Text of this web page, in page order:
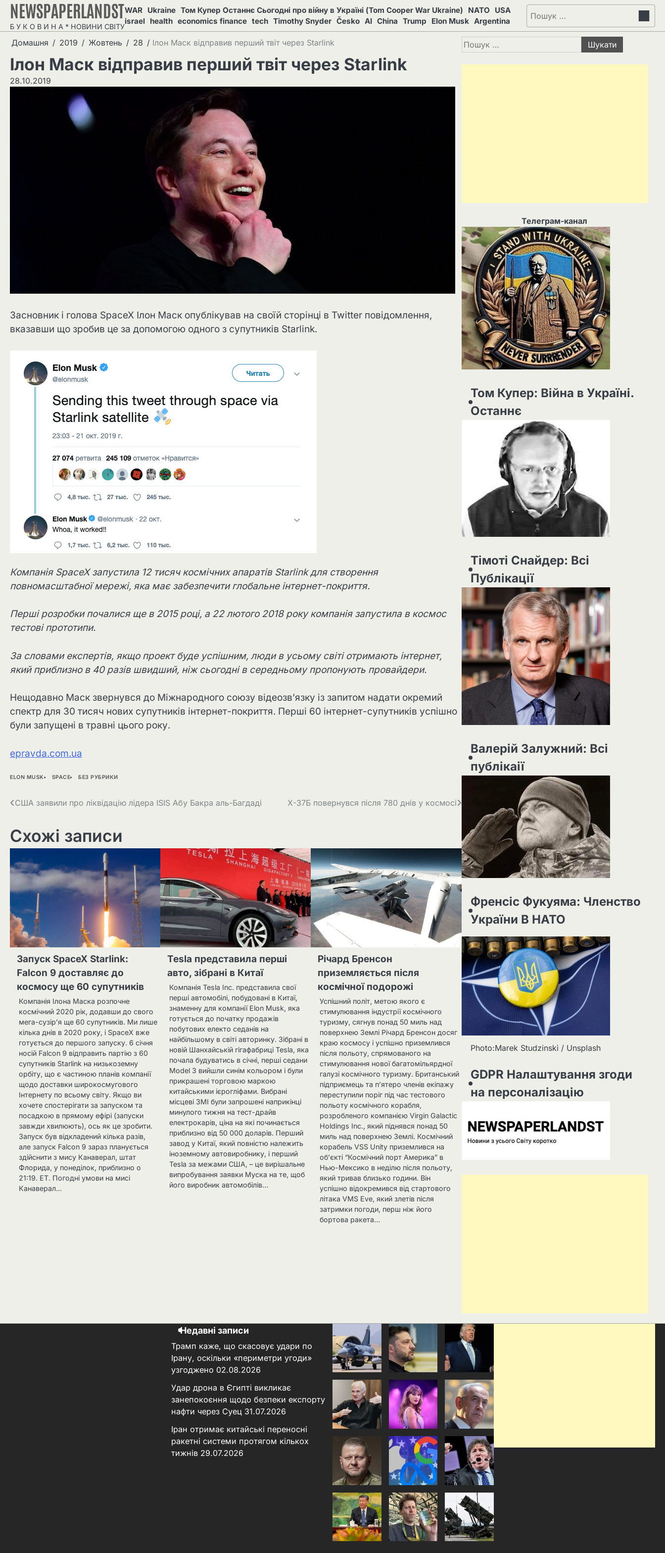
Перейти
вмісту
NEWSPAPERLANDST
Б У К О В И Н А * НОВИНИ СВІТУ
WAR Ukraine Том Купер Останнє Сьогодні про війну в Україні (Tom Cooper War Ukraine) NATO
USA
israel health economics finance tech Timothy Snyder Česko AI China Trump Elon Musk Argentina
Пошук:
Домашня 2019 Жовтень 28 Ілон Маск відправив перший твіт через Starlink
Ілон Маск відправив перший твіт через Starlink
28.10.2019
Засновник і голова SpaceX Ілон Маск опублікував на своїй сторінці в Twitter повідомлення,
вказавши що зробив це за допомогою одного з супутників Starlink.
Компанія SpaceX запустила 12 тисяч космічних апаратів Starlink для створення
повномасштабної мережі, яка має забезпечити глобальне інтернет-покриття.
Перші розробки почалися ще в 2015 році, а 22 лютого 2018 року компанія запустила в космос
тестові прототипи.
За словами експертів, якщо проект буде успішним, люди в усьому світі отримають інтернет,
який приблизно в 40 разів швидший, ніж сьогодні в середньому пропонують провайдери.
Нещодавно Маск звернувся до Міжнародного союзу відеозв’язку із запитом надати окремий
спектр для 30 тисяч нових супутників інтернет-покриття. Перші 60 інтернет-супутників успішно
були запущені в травні цього року.
epravda.com.ua
ELON MUSK SPACE БЕЗ РУБРИКИ
Навігація
США заявили про ліквідацію лідера ISIS Абу Бакра аль-Багдаді Х-37Б повернувся після 780 днів у космосі
Схожі записи
Запуск SpaceX Starlink:
Falcon 9 доставляє до
космосу ще 60 супутників
Компанія Ілона Маска розпочне
космічний 2020 рік, додавши до свого
мега-сузір’я ще 60 супутників. Ми лише
кілька днів в 2020 року, і SpaceX вже
готується до першого запуску. 6 січня
носій Falcon 9 відправить партію з 60
супутників Starlink на низькоземну
орбіту, що є частиною планів компанії
щодо доставки широкосмугового
Інтернету по всьому світу. Якщо ви
хочете спостерігати за запуском та
посадкою в прямому ефірі (запуски
завжди хвилюють), ось як це зробити.
Запуск був відкладений кілька разів,
але запуск Falcon 9 зараз планується
здійснити з мису Канаверал, штат
Флорида, у понеділок, приблизно о
21:19. ET. Погодні умови на мисі
Канаверал…
Tesla представила перші
авто, зібрані в Китаї
Компанія Tesla Inc. представила свої
перші автомобілі, побудовані в Китаї,
знаменну для компанії Elon Musk, яка
готується до початку продажів
побутових електо седанів на
найбільшому в світі авторинку. Зібрані в
новій Шанхайській гігафабриці Tesla, яка
почала будуватись в січні, перші седани
Model 3 вийшли синім кольором і були
прикрашені торговою маркою
китайськими ієрогліфами. Вибрані
місцеві ЗМІ були запрошені наприкінці
минулого тижня на тест-драйв
електрокарів, ціна на які починається
приблизно від 50 000 доларів. Перший
завод у Китаї, який повністю належить
іноземному автовиробнику, і перший
Tesla за межами США, – це вирішальне
випробування заявки Муска на те, щоб
його виробник автомобілів…
Річард Бренсон
приземляється після
космічної подорожі
Успішний політ, метою якого є
стимулювання індустрії космічного
туризму, сягнув понад 50 миль над
поверхнею Землі Річард Бренсон досяг
краю космосу і успішно приземлився
після польоту, спрямованого на
стимулювання нової багатомільярдної
галузі космічного туризму. Британський
підприємець та п’ятеро членів екіпажу
переступили поріг під час тестового
польоту космічного корабля,
розробленого компанією Virgin Galactic
Holdings Inc., який піднявся понад 50
миль над поверхнею Землі. Космічний
корабель VSS Unity приземлився на
об’єкті “Космічний порт Америка” в
Нью-Мексико в неділю після польоту,
який тривав близько години. Він
успішно відокремився від стартового
літака VMS Eve, який злетів після
затримки погоди, перш ніж його
бортова ракета…
Пошук:
Телеграм-канал
Том Купер: Війна в Україні.
Останнє
Тімоті Снайдер: Всі
Публікації
Валерій Залужний: Всі
публікаії
Френсіс Фукуяма: Членство
України В НАТО
Photo:Marek Studzinski / Unsplash
GDPR Налаштування згоди
на персоналізацію
Недавні записи
Трамп каже, що скасовує удари по
Ірану, оскільки «периметри угоди»
узгоджено 02.08.2026
Удар дрона в Єгипті викликає
занепокоєння щодо безпеки експорту
нафти через Суец 31.07.2026
Іран отримає китайські переносні
ракетні системи протягом кількох
тижнів 29.07.2026